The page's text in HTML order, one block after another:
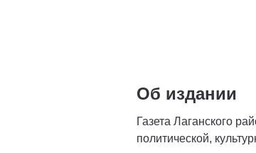
Об издании
Газета Лаганского
политической,